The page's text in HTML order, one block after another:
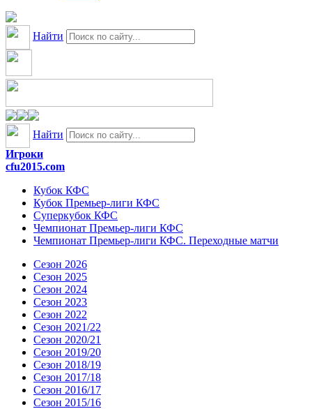
Найти
Найти
Игроки
cfu2015.com
Кубок КФС
Кубок Премьер-лиги КФС
Суперкубок КФС
Чемпионат Премьер-лиги КФС
Чемпионат Премьер-лиги КФС. Переходные матчи
Сезон 2026
Сезон 2025
Сезон 2024
Сезон 2023
Сезон 2022
Сезон 2021/22
Сезон 2020/21
Сезон 2019/20
Сезон 2018/19
Сезон 2017/18
Сезон 2016/17
Сезон 2015/16